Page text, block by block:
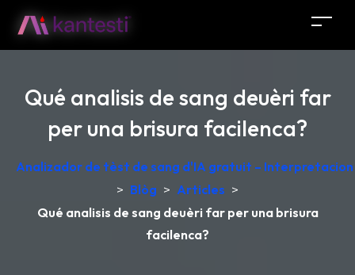
Qué analisis de sang deuèri far
per una brisura facilenca?
Analizador de tèst de sang d'IA gratuit –
> Blòg > Articles >
Qué analisis de sang deuèri far per una brisura
facilenca?